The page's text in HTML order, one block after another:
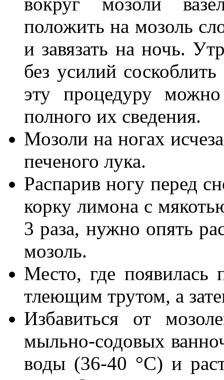
положить на мозоль
и завязать на ночь.
без усилий
эту процедуру
полного их сведения.
Мозоли на ногах
печеного лука.
Распарив ногу перед
корку лимона с
3 раза, нужно опять
мозоль.
Место, где появилась
тлеющим трутом, а
Избавиться от
мыльно-содовых
воды (36-40 °С) и